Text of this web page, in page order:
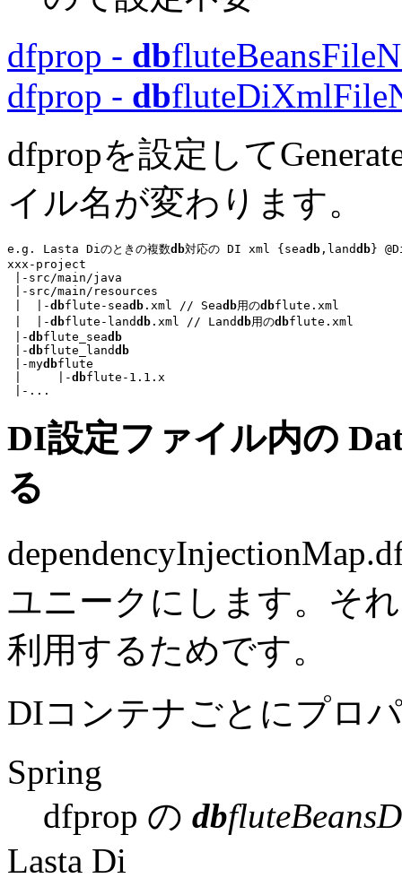
dfprop - db
dfprop - db
dfpropを設定して
イル名が変わります。
e.g. Lasta Diのときの複数db対応の DI xml {seadb ,landdb}
xxx-project
|-src/main/java
|-src/main/resources
|  |-dbflute-seadb .xml // Seadb用のdbflute.xml
|  |-dbflute-landdb .xml // Landdb用のdbflute.xml
|-dbflute_seadb
|-dbflute_landdb
|-mydbflute
|     |-dbflute-1.1.x
|- ...
DI設定ファイル内の
る
ユニークにします。そ
利用するためです。
DIコンテナごとにプロ
Spring
dfprop の db
Lasta Di